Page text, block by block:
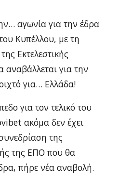
αγωνία για την έδρα
Κυπέλλου, με τη
Εκτελεστικής
για την
για… Ελλάδα!
για τον τελικό του
ακόμα δεν έχει
της
της ΕΠΟ που θα
πήρε νέα αναβολή.